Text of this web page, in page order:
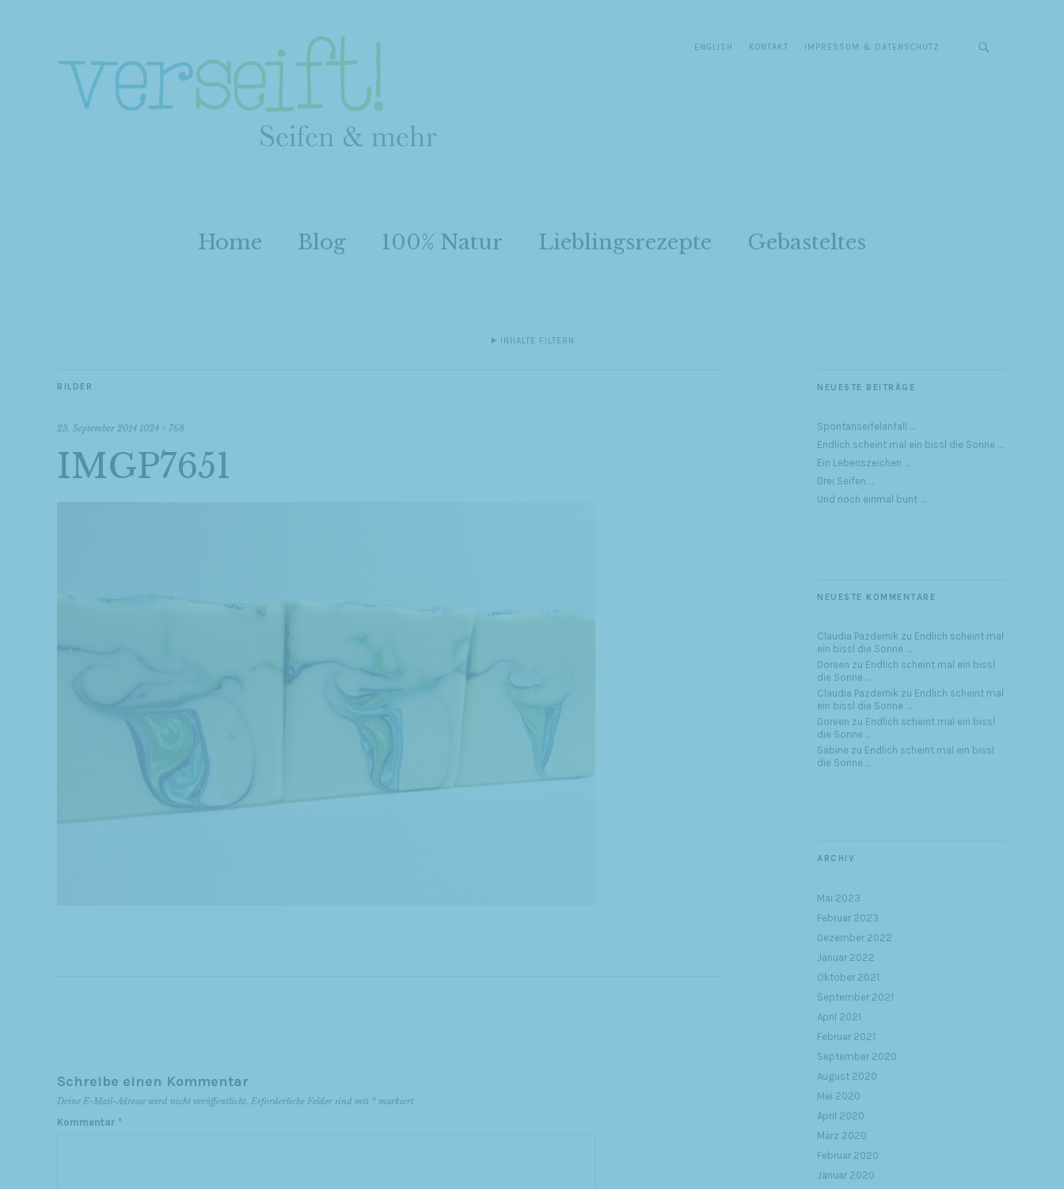
ENGLISH KONTAKT IMPRESSUM & DATENSCHUTZ
Home Blog 100% Natur Lieblingsrezepte Gebasteltes
INHALTE FILTERN
BILDER
23. September 2014 1024 × 768
IMGP7651
Schreibe einen Kommentar
Deine E-Mail-Adresse wird nicht veröffentlicht. Erforderliche Felder sind mit * markiert
Kommentar *
NEUESTE BEITRÄGE
Spontanseifelanfall …
Endlich scheint mal ein bissl die Sonne …
Ein Lebenszeichen …
Drei Seifen …
Und noch einmal bunt …
NEUESTE KOMMENTARE
Claudia Pazdernik zu Endlich scheint mal
ein bissl die Sonne …
Doreen zu Endlich scheint mal ein bissl
die Sonne …
Claudia Pazdernik zu Endlich scheint mal
ein bissl die Sonne …
Doreen zu Endlich scheint mal ein bissl
die Sonne …
Sabine zu Endlich scheint mal ein bissl
die Sonne …
ARCHIV
Mai 2023
Februar 2023
Dezember 2022
Januar 2022
Oktober 2021
September 2021
April 2021
Februar 2021
September 2020
August 2020
Mai 2020
April 2020
März 2020
Februar 2020
Januar 2020